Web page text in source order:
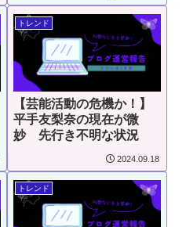
トレンド
【芸能活動の危機か！】
平手友梨奈の現在が微
妙 先行き不明な状況
2024.09.18
トレンド